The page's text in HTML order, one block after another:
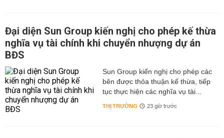
Đại diện Sun Group kiến nghị cho phép kế thừa
nghĩa vụ tài chính khi chuyển nhượng dự án
BĐS
Sun Group kiến nghị cho phép các
bên được thỏa thuận kế thừa, tiếp
tục thực hiện các nghĩa vụ tài...
THỊ TRƯỜNG 23 giờ trước